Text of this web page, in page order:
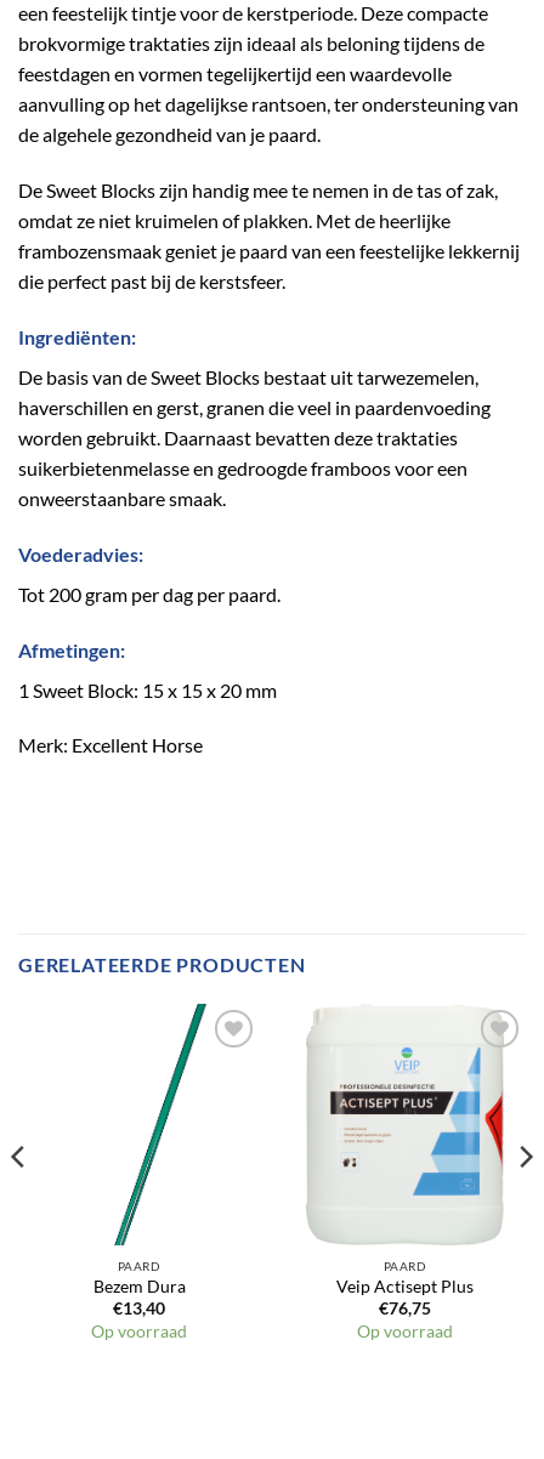
een feestelijk tintje voor de kerstperiode. Deze compacte
brokvormige traktaties zijn ideaal als beloning tijdens de
feestdagen en vormen tegelijkertijd een waardevolle
aanvulling op het dagelijkse rantsoen, ter ondersteuning van
de algehele gezondheid van je paard.
De Sweet Blocks zijn handig mee te nemen in de tas of zak,
omdat ze niet kruimelen of plakken. Met de heerlijke
frambozensmaak geniet je paard van een feestelijke lekkernij
die perfect past bij de kerstsfeer.
Ingrediënten:
De basis van de Sweet Blocks bestaat uit tarwezemelen,
haverschillen en gerst, granen die veel in paardenvoeding
worden gebruikt. Daarnaast bevatten deze traktaties
suikerbietenmelasse en gedroogde framboos voor een
onweerstaanbare smaak.
Voederadvies:
Tot 200 gram per dag per paard.
Afmetingen:
1 Sweet Block: 15 x 15 x 20 mm
Merk: Excellent Horse
GERELATEERDE PRODUCTEN
Toevoegen
PAARD
Bezem Dura
€13,40
Op voorraad
Toevoegen
aan
verlanglijst
PAARD
Veip Actisept Plus
€76,75
Op voorraad